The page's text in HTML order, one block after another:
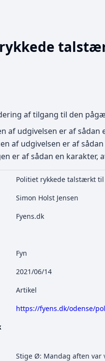
af tilgang til den
af udgivelsen er af
af udgivelsen er af
er af sådan en karakter,
Politiet rykkede talstærkt
Simon Holst Jensen
Fyens.dk
Fyn
2021/06/14
Artikel
https://fyens.dk/odense/
Stige Ø: Mandag aften var